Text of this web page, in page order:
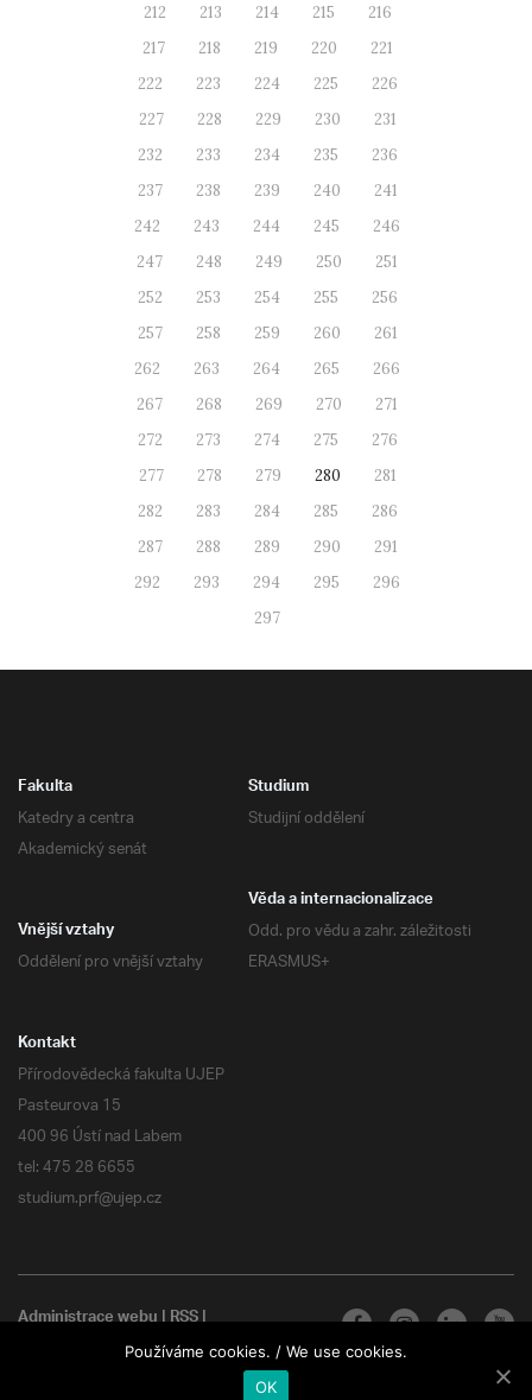
212
213 214 215
216
217
218 219 220
221
222
223 224 225
226
227
228 229 230
231
232
233 234 235
236
237
238 239 240
241
242
243 244 245
246
247
248 249 250
251
252
253 254 255
256
257
258 259 260
261
262
263 264 265
266
267
268 269 270
271
272
273 274 275
276
277
278 279 280
281
282
283 284 285
286
287
288 289 290
291
292
293 294 295
296
297
Fakulta
Katedry a centra
Akademický senát
Studium
Studijní oddělení
Věda a internacionalizace
Odd. pro vědu a zahr. záležitosti
ERASMUS+
Vnější vztahy
Oddělení pro vnější vztahy
Kontakt
Přírodovědecká fakulta UJEP
Pasteurova 15
400 96 Ústí nad Labem
tel: 475 28 6655
studium.prf@ujep.cz
Administrace webu|RSS|
Všechna práva vyhrazenaPoužíváme cookies. / We use cookies.
OK